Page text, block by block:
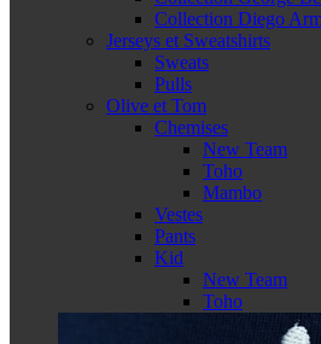
Collection Diego
Jerseys et Sweatshirts
Sweats
Pulls
Olive et Tom
Chemises
New Team
Toho
Mambo
Vestes
Pants
Kid
New Team
Toho